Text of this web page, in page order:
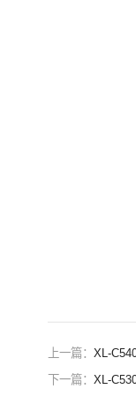
上一篇： XL-
下一篇： XL-